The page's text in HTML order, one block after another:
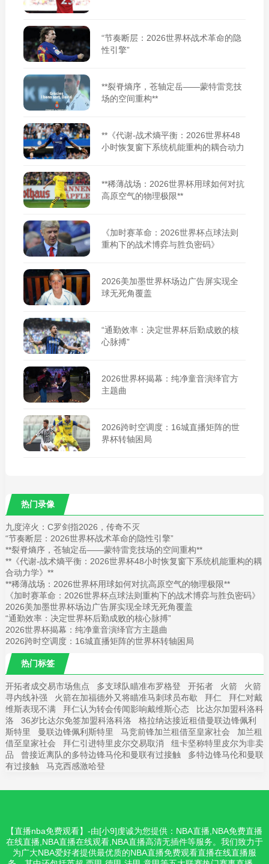
“节奏断层：2026世界杯战术革命的隐
性引擎”
**裂脊熵序，苍轴定岳——蒙特雷竞技
场的空间重构**
**《代谢-战术熵平衡：2026世界杯48
小时恢复窗下系统机能重构的耦合动力
**稀薄战场：2026世界杯用球如何对抗
高原空气的物理极限**
《加时赛革命：2026世界杯点球法则
重构下的战术博弈与胜负密码》
2026美加墨世界杯场边广告屏实现全
球无死角覆盖
“通勤效率：决定世界杯后勤成败的核
心脉搏”
2026世界杯揭幕：纯净童音演绎官方
主题曲
2026跨时空调度：16城直播矩阵的世
界杯转轴困局
热门录像
九度淬火：C罗剑指2026，传奇不灭
“节奏断层：2026世界杯战术革命的隐性引擎”
**裂脊熵序，苍轴定岳——蒙特雷竞技场的空间重构**
**《代谢-战术熵平衡：2026世界杯48小时恢复窗下系统机能重构的耦
合动力学》**
**稀薄战场：2026世界杯用球如何对抗高原空气的物理极限**
《加时赛革命：2026世界杯点球法则重构下的战术博弈与胜负密码》
2026美加墨世界杯场边广告屏实现全球无死角覆盖
“通勤效率：决定世界杯后勤成败的核心脉搏”
2026世界杯揭幕：纯净童音演绎官方主题曲
2026跨时空调度：16城直播矩阵的世界杯转轴困局
热门标签
开拓者成交易市场焦点 多支球队瞄准布罗格登 开拓者 火箭
火箭
寻内线补强
火箭在加福德外又将瞄准马刺球员布歇 拜仁
拜仁对戴
维斯表现不满
拜仁认为转会传闻影响戴维斯心态
比达尔加盟科洛科
洛
36岁比达尔免签加盟科洛科洛
格拉纳达接近租借曼联边锋佩利
斯特里
曼联边锋佩利斯特里 马竞前锋加兰租借至皇家社会
加兰租
借至皇家社会
拜仁引进特里皮尔交易取消
纽卡坚称特里皮尔为非卖
品
曾接近离队的多特边锋马伦和曼联有过接触
多特边锋马伦和曼联
有过接触
马克西感激哈登
【直播nba免费观看】-由[小9]虔诚为您提供：NBA直播,NBA免费直播
在线直播,NBA直播在线观看,NBA直播高清无插件等服务。我们致力于
为广大NBA爱好者提供最优质的NBA直播免费观看直播在线直播服